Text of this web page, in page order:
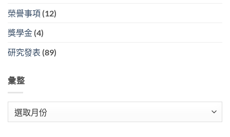
榮譽事項 (12)
獎學金 (4)
研究發表 (89)
彙整